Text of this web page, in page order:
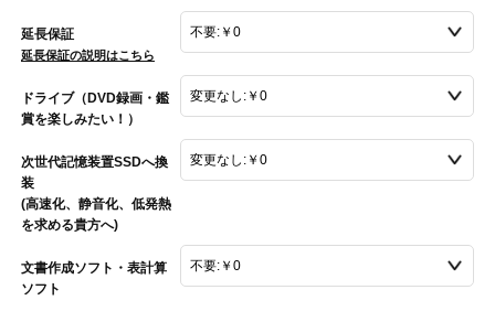
延長保証
延長保証の説明はこちら
ドライブ（DVD録画・鑑
賞を楽しみたい！）
次世代記憶装置SSDへ換
装
(高速化、静音化、低発熱
を求める貴方へ)
文書作成ソフト・表計算
ソフト